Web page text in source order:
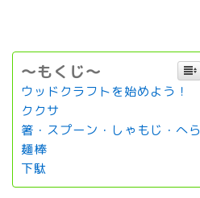
～もくじ～
ウッドクラフトを始めよう！
ククサ
箸・スプーン・しゃもじ・へら
麺棒
下駄